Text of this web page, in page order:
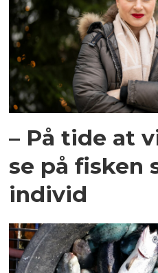
– På tide at
se på fisken
individ